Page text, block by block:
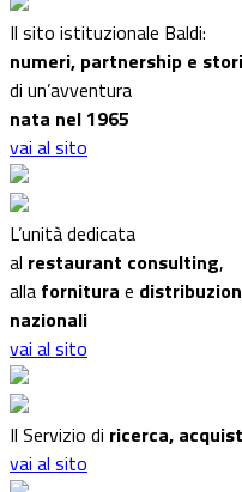
Il sito istituzionale Baldi:
numeri, partnership e
di un’avventura
nata nel 1965
vai al sito
L’unità dedicata
al restaurant consulting,
alla fornitura e
nazionali
vai al sito
Il Servizio di ricerca,
vai al sito